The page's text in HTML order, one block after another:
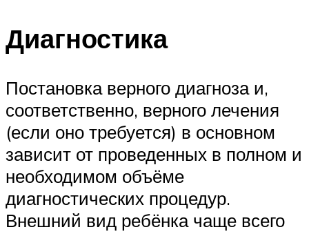
Диагностика
Постановка верного диагноза и,
соответственно, верного лечения
(если оно требуется) в основном
зависит от проведенных в полном и
необходимом объёме
диагностических процедур.
Внешний вид ребёнка чаще всего